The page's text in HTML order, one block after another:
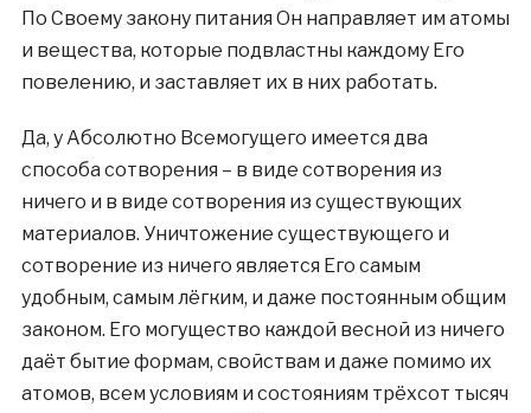
По Своему закону питания Он направляет им атомы
и вещества, которые подвластны каждому Его
повелению, и заставляет их в них работать.
Да, у Абсолютно Всемогущего имеется два
способа сотворения – в виде сотворения из
ничего и в виде сотворения из существующих
материалов. Уничтожение существующего и
сотворение из ничего является Его самым
удобным, самым лёгким, и даже постоянным общим
законом. Его могущество каждой весной из ничего
даёт бытие формам, свойствам и даже помимо их
атомов, всем условиям и состояниям трёхсот тысяч